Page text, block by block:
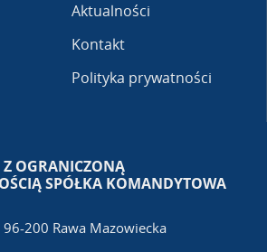
Aktualności
Kontakt
Polityka prywatności
OGRANICZONĄ
SPÓŁKA KOMANDYTOWA
200 Rawa Mazowiecka